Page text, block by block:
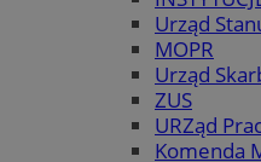
Urząd
MOPR
Urząd
ZUS
URZąd
Komenda